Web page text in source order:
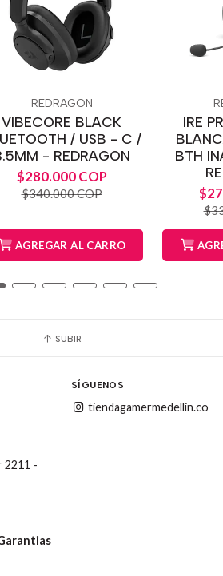
REDRAGON
VIBECORE BLACK
/ USB - C /
- REDRAGON
$280.000 COP
$340.000 COP
AGREGAR AL CARRO
IRE
BTH
SUBIR
2211 -
SÍGUENOS
tiendagamermedellin.co